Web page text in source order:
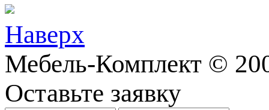
Наверх
Мебель-Комплект ©
Оставьте заявку